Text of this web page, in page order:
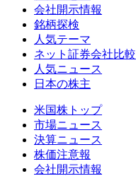
会社開示情報
銘柄探検
人気テーマ
ネット証券会社比較
人気ニュース
日本の株主
米国株トップ
市場ニュース
決算ニュース
株価注意報
会社開示情報